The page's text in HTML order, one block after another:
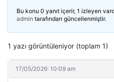
Bu konu 0 yanıt içerir, 1 izleyen
admin tarafından güncellenmiştir.
1 yazı görüntüleniyor (toplam 1)
17/05/2026: 10:09 am